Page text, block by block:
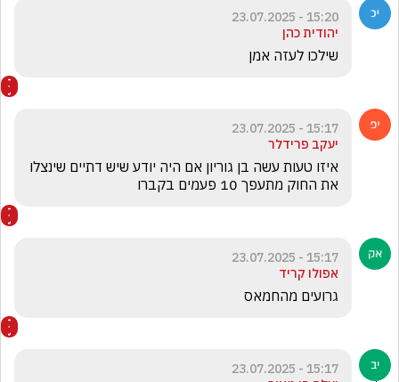
15:20 - 23.07.2025
יהודית כהן
שילכו לעזה אמן
15:17 - 23.07.2025
יעקב פרידלר
את החוק מתעפך 10 פעמים בקברו
15:17 - 23.07.2025
אפולו קריד
גרועים מהחמאס
15:17 - 23.07.2025